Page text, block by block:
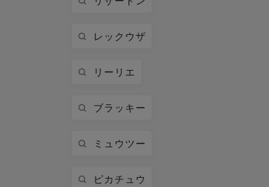
レックウザ
リーリエ
ブラッキー
ミュウツー
ピカチュウ